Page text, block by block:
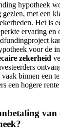
hypotheek
gezien, met een
Het is
ervaring en
voor de
zekerheid
binnen een
een hogere
van